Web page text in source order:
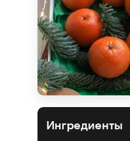
Ингредиенты